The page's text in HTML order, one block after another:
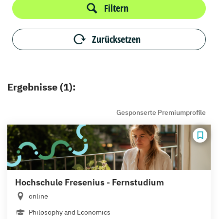
Filtern
Zurücksetzen
Ergebnisse (1):
Gesponserte Premiumprofile
Hochschule Fresenius - Fernstudium
online
Philosophy and Economics